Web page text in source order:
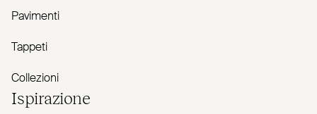
Pavimenti
Tappeti
Collezioni
Ispirazione